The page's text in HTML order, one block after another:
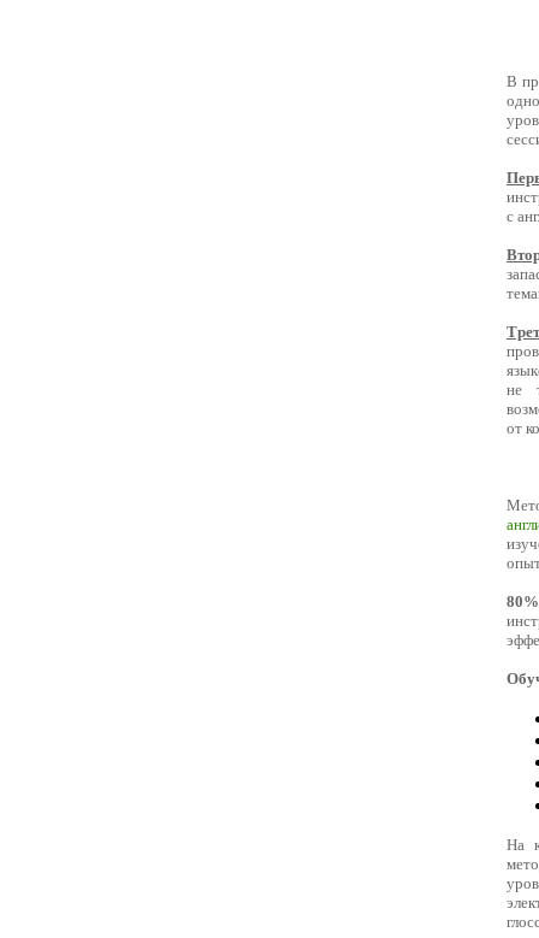
В
с
не
от
80%
На